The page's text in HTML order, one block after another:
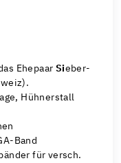
Ehepaar Sieber-
Hühnerstall
Band
für versch.